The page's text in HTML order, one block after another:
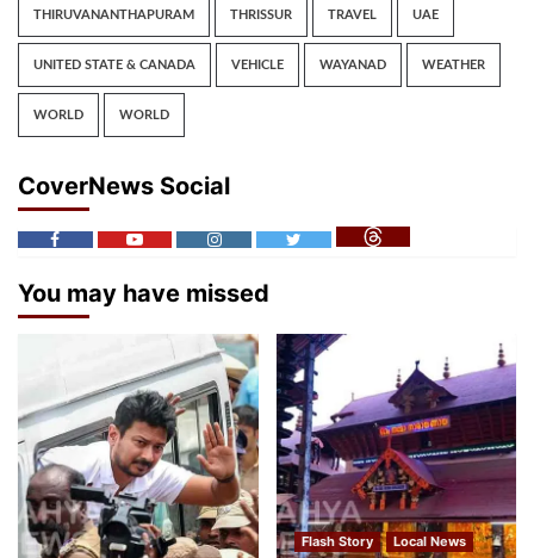
THIRUVANANTHAPURAM THRISSUR TRAVEL UAE
UNITED STATE & CANADA VEHICLE WAYANAD WEATHER
WORLD WORLD
CoverNews Social
You may have missed
Flash Story
Local News